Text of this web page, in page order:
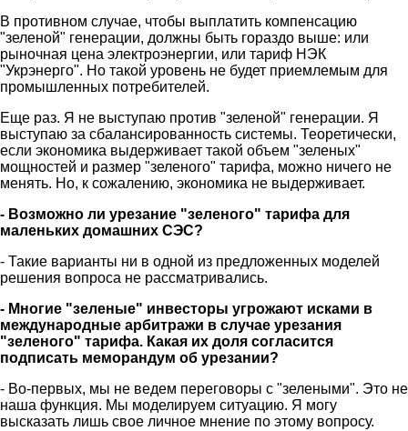
В противном случае, чтобы выплатить компенсацию
"зеленой" генерации, должны быть гораздо выше: или
рыночная цена электроэнергии, или тариф НЭК
"Укрэнерго". Но такой уровень не будет приемлемым для
промышленных потребителей.
Еще раз. Я не выступаю против "зеленой" генерации. Я
выступаю за сбалансированность системы. Теоретически,
если экономика выдерживает такой объем "зеленых"
мощностей и размер "зеленого" тарифа, можно ничего не
менять. Но, к сожалению, экономика не выдерживает.
- Возможно ли урезание "зеленого" тарифа для
маленьких домашних СЭС?
- Такие варианты ни в одной из предложенных моделей
решения вопроса не рассматривались.
- Многие "зеленые" инвесторы угрожают исками в
международные арбитражи в случае урезания
"зеленого" тарифа. Какая их доля согласится
подписать меморандум об урезании?
- Во-первых, мы не ведем переговоры с "зелеными". Это не
наша функция. Мы моделируем ситуацию. Я могу
высказать лишь свое личное мнение по этому вопросу.